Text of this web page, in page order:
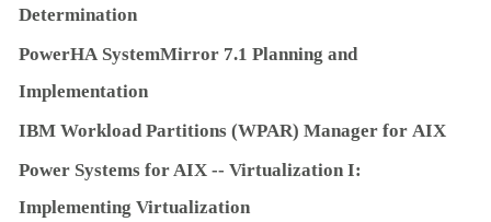
Determination
PowerHA SystemMirror 7.1 Planning and
Implementation
IBM Workload Partitions (WPAR) Manager for AIX
Power Systems forAIX -­‐ Virtualization I:
Implementing Virtualization